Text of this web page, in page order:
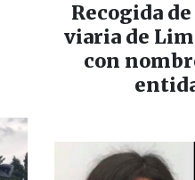
Recogida
viaria de
con